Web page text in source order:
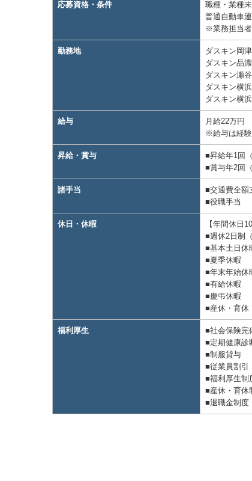
応募資格・条件
職種・業種
普通自動車
※業務担当者
勤務地
ダスキン岡
ダスキン品
ダスキン瀬
ダスキン横
ダスキン横
給与
月給22万円
※給与は経験
昇給・賞与
■昇給年1回（
■賞与年2回
諸手当
■交通費全額
■役職⼿当
休⽇・休暇
【年間休日
■週休2日制
■基本土日休
■夏季休暇
■年末年始休
■有給休暇
■慶弔休暇
■産休・育休
福利厚生
■社会保険完
■定期健康診
■制服貸与
■従業員割引
■福利厚⽣制
■産休・育休
■退職⾦制度